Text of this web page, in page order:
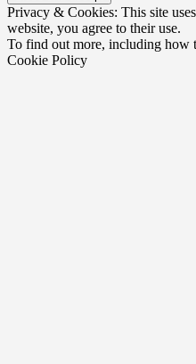
Privacy & Cookies: This site
website, you agree to their use.
To find out more, including how
Cookie Policy